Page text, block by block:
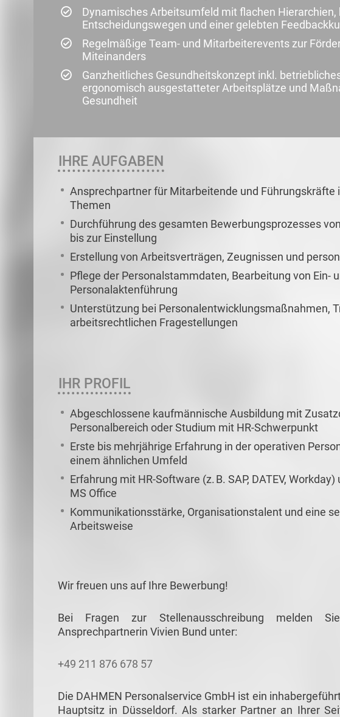
Dynamisches Arbeitsumfeld mit flachen Hierarchien,
Entscheidungswegen und einer gelebten
Regelmäßige Team- und Mitarbeiterevents zur
Miteinanders
Ganzheitliches Gesundheitskonzept inkl.
ergonomisch ausgestatteter Arbeitsplätze und
Gesundheit
IHRE AUFGABEN
Ansprechpartner für Mitarbeitende und Führungskräfte
Themen
Durchführung des gesamten Bewerbungsprozesses
bis zur Einstellung
Erstellung von Arbeitsverträgen, Zeugnissen und
Pflege der Personalstammdaten, Bearbeitung von Ein-
Personalaktenführung
Unterstützung bei Personalentwicklungsmaßnahmen,
arbeitsrechtlichen Fragestellungen
IHR PROFIL
Abgeschlossene kaufmännische Ausbildung mit
Personalbereich oder Studium mit HR-Schwerpunkt
Erste bis mehrjährige Erfahrung in der operativen
einem ähnlichen Umfeld
Erfahrung mit HR-Software (z. B. SAP, DATEV,
MS Office
Kommunikationsstärke, Organisationstalent und eine
Arbeitsweise
Wir freuen uns auf Ihre Bewerbung!
Bei Fragen zur Stellenausschreibung melden
Ansprechpartnerin Vivien Bund unter:
+49 211 876 678 57
Die DAHMEN Personalservice GmbH ist ein
Hauptsitz in Düsseldorf. Als starker Partner an Ihrer